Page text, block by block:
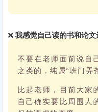
❌ 我感觉自己读的书和论
不要在老师面前说自
之类的，纯属“班门弄
比起老师，目前大家
自己确实要比周围人